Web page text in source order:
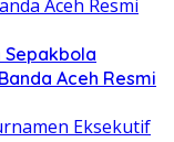
Sepakbola
Aceh Resmi